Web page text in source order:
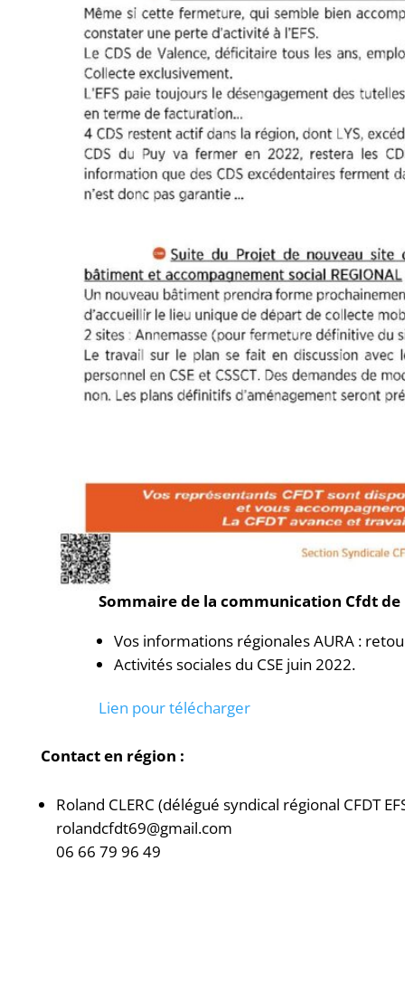
Sommaire de la communication Cfdt
Vos informations régionales AURA :
Activités sociales du CSE juin 2022.
Lien pour télécharger
Contact en région :
Roland CLERC (délégué syndical régional CFDT
rolandcfdt69@gmail.com
06 66 79 96 49